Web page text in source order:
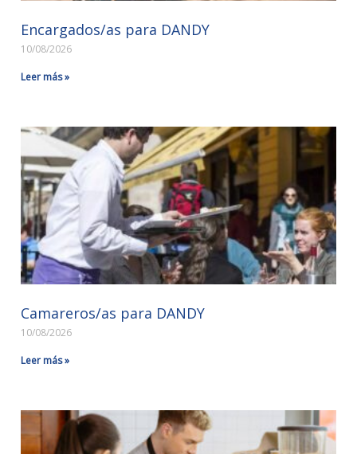
Encargados/as para DANDY
10/08/2026
Leer más »
Camareros/as para DANDY
10/08/2026
Leer más »